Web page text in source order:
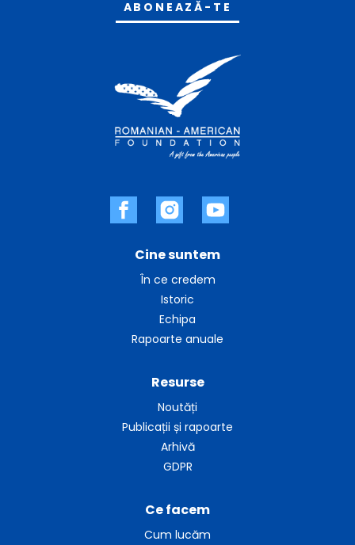
Cine suntem
În ce credem
Istoric
Echipa
Rapoarte anuale
Ce facem
Cum lucăm
Resurse
Noutăți
Publicații și rapoarte
Arhivă
GDPR